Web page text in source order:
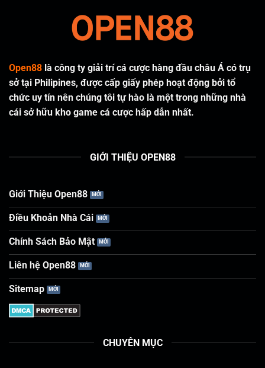
Open88 là công ty giải trí cá cược hàng đầu châu Á có trụ
sở tại Philipines, được cấp giấy phép hoạt động bởi tổ
chức uy tín nên chúng tôi tự hào là một trong những nhà
cái sở hữu kho game cá cược hấp dẫn nhất.
GIỚI THIỆU OPEN88
Giới Thiệu Open88
Điều Khoản Nhà Cái
Chính Sách Bảo Mật
Liên hệ Open88
Sitemap
CHUYÊN MỤC